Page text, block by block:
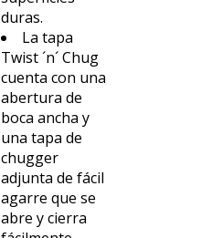
duras.
La tapa
Twist ´n´ Chug
cuenta con una
abertura de
boca ancha y
una tapa de
chugger
adjunta de fácil
agarre que se
abre y cierra